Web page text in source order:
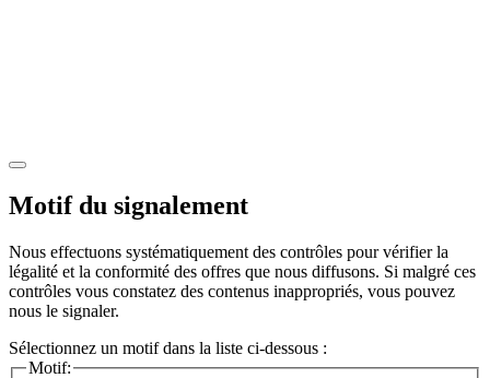
Motif du signalement
Nous effectuons systématiquement des contrôles pour vérifier la
légalité et la conformité des offres que nous diffusons. Si malgré ces
contrôles vous constatez des contenus inappropriés, vous pouvez
nous le signaler.
Sélectionnez un motif dans la liste ci-dessous :
Motif: